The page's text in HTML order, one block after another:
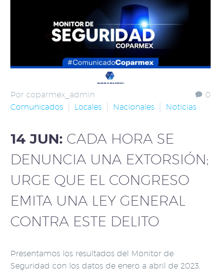
0
Por coparmex_admin
Comunicados
Locales Nacionales Noticias
14 JUN: CADA HORA SE
DENUNCIA UNA EXTORSIÓN;
URGE QUE EL CONGRESO
EMITA UNA LEY GENERAL
CONTRA ESTE DELITO
Presentamos los resultados del Monitor de
Seguridad con los datos de enero a abril de 2023,